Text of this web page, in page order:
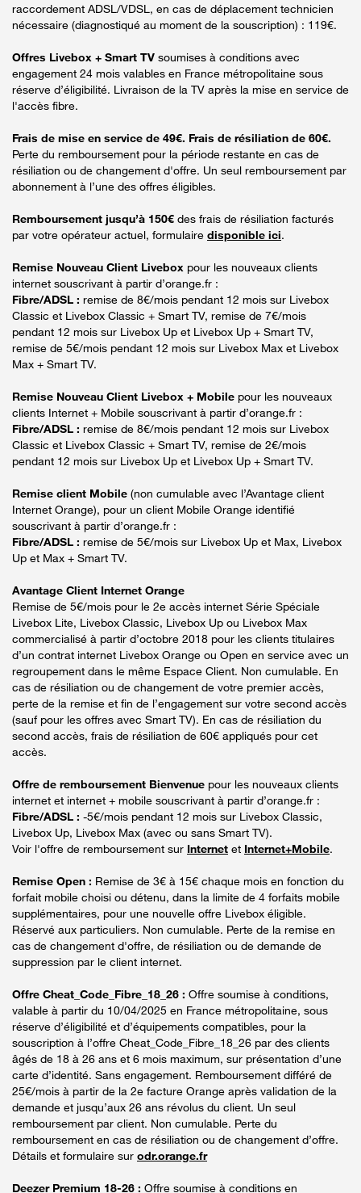
raccordement ADSL/VDSL, en cas de déplacement technicien
nécessaire (diagnostiqué au moment de la souscription) : 119€.
Offres Livebox + Smart TV soumises à conditions avec
engagement 24 mois valables en France métropolitaine sous
réserve d’éligibilité. Livraison de la TV après la mise en service de
l'accès fibre.
Frais de mise en service de 49€. Frais de résiliation de 60€.
Perte du remboursement pour la période restante en cas de
résiliation ou de changement d'offre. Un seul remboursement par
abonnement à l’une des offres éligibles.
Remboursement jusqu’à 150€ des frais de résiliation facturés
par votre opérateur actuel, formulaire disponible ici.
Remise Nouveau Client Livebox pour les nouveaux clients
internet souscrivant à partir d’orange.fr :
Fibre/ADSL : remise de 8€/mois pendant 12 mois sur Livebox
Classic et Livebox Classic + Smart TV, remise de 7€/mois
pendant 12 mois sur Livebox Up et Livebox Up + Smart TV,
remise de 5€/mois pendant 12 mois sur Livebox Max et Livebox
Max + Smart TV.
Remise Nouveau Client Livebox + Mobile pour les nouveaux
clients Internet + Mobile souscrivant à partir d’orange.fr :
Fibre/ADSL : remise de 8€/mois pendant 12 mois sur Livebox
Classic et Livebox Classic + Smart TV, remise de 2€/mois
pendant 12 mois sur Livebox Up et Livebox Up + Smart TV.
Remise client Mobile (non cumulable avec l’Avantage client
Internet Orange), pour un client Mobile Orange identifié
souscrivant à partir d’orange.fr :
Fibre/ADSL : remise de 5€/mois sur Livebox Up et Max, Livebox
Up et Max + Smart TV.
Avantage Client Internet Orange
Remise de 5€/mois pour le 2e accès internet Série Spéciale
Livebox Lite, Livebox Classic, Livebox Up ou Livebox Max
commercialisé à partir d’octobre 2018 pour les clients titulaires
d’un contrat internet Livebox Orange ou Open en service avec un
regroupement dans le même Espace Client. Non cumulable. En
cas de résiliation ou de changement de votre premier accès,
perte de la remise et fin de l’engagement sur votre second accès
(sauf pour les offres avec Smart TV). En cas de résiliation du
second accès, frais de résiliation de 60€ appliqués pour cet
accès.
Offre de remboursement Bienvenue pour les nouveaux clients
internet et internet + mobile souscrivant à partir d’orange.fr :
Fibre/ADSL : -5€/mois pendant 12 mois sur Livebox Classic,
Livebox Up, Livebox Max (avec ou sans Smart TV).
Voir l'offre de remboursement sur Internet et Internet+Mobile.
Remise Open : Remise de 3€ à 15€ chaque mois en fonction du
forfait mobile choisi ou détenu, dans la limite de 4 forfaits mobile
supplémentaires, pour une nouvelle offre Livebox éligible.
Réservé aux particuliers. Non cumulable. Perte de la remise en
cas de changement d'offre, de résiliation ou de demande de
suppression par le client internet.
Offre Cheat_Code_Fibre_18_26 : Offre soumise à conditions,
valable à partir du 10/04/2025 en France métropolitaine, sous
réserve d’éligibilité et d’équipements compatibles, pour la
souscription à l’offre Cheat_Code_Fibre_18_26 par des clients
âgés de 18 à 26 ans et 6 mois maximum, sur présentation d’une
carte d’identité. Sans engagement. Remboursement différé de
25€/mois à partir de la 2e facture Orange après validation de la
demande et jusqu’aux 26 ans révolus du client. Un seul
remboursement par client. Non cumulable. Perte du
remboursement en cas de résiliation ou de changement d’offre.
Détails et formulaire sur odr.orange.fr
Deezer Premium 18-26 : Offre soumise à conditions en